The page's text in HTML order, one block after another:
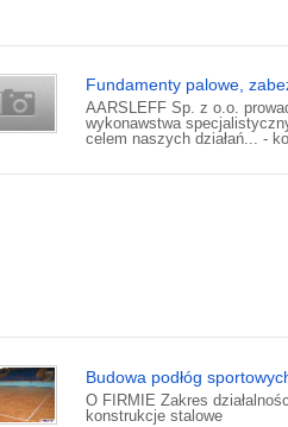
Fundamenty palowe,
AARSLEFF Sp. z o.o.
wykonawstwa
celem naszych działań... -
Budowa podłóg
O FIRMIE Zakres
konstrukcje stalowe